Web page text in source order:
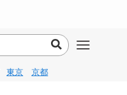
東京 京都